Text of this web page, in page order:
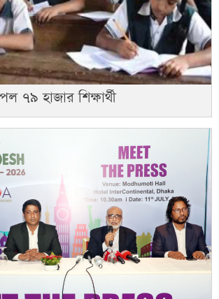
৭৯ হাজার শিক্ষার্থী